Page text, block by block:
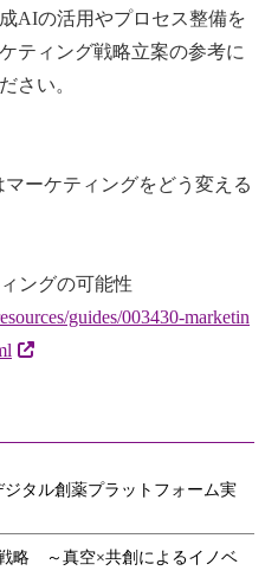
AIの活用やプロセス整備を
ティング戦略立案の参考に
さい。
ーケティングをどう変える
ングの可能性
guides/003430-marketin
タル創薬プラットフォーム実
略 ～真空×共創によるイノベ